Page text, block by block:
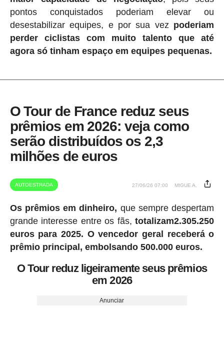
pontos conquistados poderiam elevar ou
desestabilizar equipes, e por sua vez poderiam
perder ciclistas com muito talento que até
agora só tinham espaço em equipes pequenas.
O Tour de France reduz seus
prêmios em 2026: veja como
serão distribuídos os 2,3
milhões de euros
AUTOESTRADA 27/06/26 07:00 MIGUE A.
Os prêmios em dinheiro, que sempre despertam
grande interesse entre os fãs,totalizam2.305.250
euros para 2025. O vencedor geral receberá o
prêmio principal, embolsando 500.000 euros.
O Tour reduz ligeiramente seus prêmios
em 2026
Anunciar